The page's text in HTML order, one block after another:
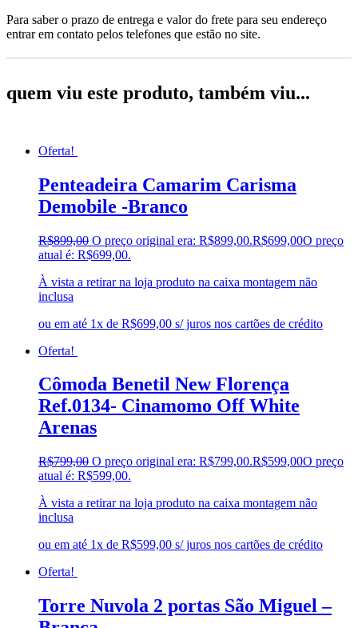
Para saber o prazo de entrega e valor do frete para seu endereço
entrar em contato pelos telefones que estão no site.
quem viu este produto, também viu...
Oferta!
Penteadeira Camarim Carisma
Demobile -Branco
R$899,00 O preço original era: R$899,00.R$699,00O preço
atual é: R$699,00.
À vista a retirar na loja produto na caixa montagem não
inclusa
ou em até 1x de R$699,00 s/ juros nos cartões de crédito
Oferta!
Cômoda Benetil New Florença
Ref.0134- Cinamomo Off White
Arenas
R$799,00 O preço original era: R$799,00.R$599,00O preço
atual é: R$599,00.
À vista a retirar na loja produto na caixa montagem não
inclusa
ou em até 1x de R$599,00 s/ juros nos cartões de crédito
Oferta!
Torre Nuvola 2 portas São Miguel –